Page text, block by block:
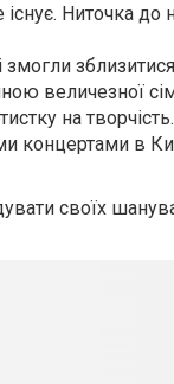
існує. Ниточка
величезної
на творчість.
концертами в
своїх